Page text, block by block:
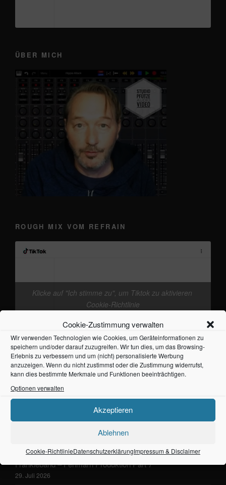
Cookie-Zustimmung verwalten
Wir verwenden Technologien wie Cookies, um Geräteinformationen zu
speichern und/oder darauf zuzugreifen. Wir tun dies, um das Browsing-
Erlebnis zu verbessern und um (nicht) personalisierte Werbung
anzuzeigen. Wenn du nicht zustimmst oder die Zustimmung widerrufst,
kann dies bestimmte Merkmale und Funktionen beeinträchtigen.
Optionen verwalten
Akzeptieren
Ablehnen
Cookie-RichtlinieDatenschutzerklärungImpressum & Disclaimer
ÜBER MICH
ROUGH MIX VOM REFRAIN
@frankiebandneuer Track von mir. mal wieder
den Kopf freikriegen#Ostsee #Fehmarn ♬
Originalton - Frankie
Klicke auf "Ich stimme zu", um Tiktok zu aktivieren
Cookie-Richtlinie
Ich stimme zu
NEUESTE BEITRÄGE
frankieband – Ballade vom einfachen Leben
Frankieband – Fehmarn Produktion Part 7
29. Juli 2026